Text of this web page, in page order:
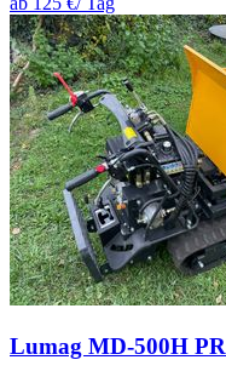
Lumag MD-500H